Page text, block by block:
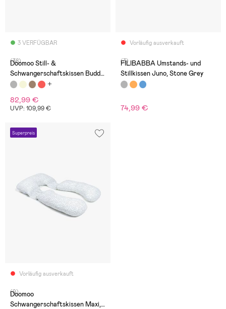
3 VERFÜGBAR
(38)
Doomoo Still- &
Schwangerschaftskissen Buddy
Gestreift, Hellgrau
82,99 €
UVP: 109,99 €
Vorläufig ausverkauft
(3)
FILIBABBA Umstands- und
Stillkissen Juno, Stone Grey
74,99 €
Superpreis
Vorläufig ausverkauft
(9)
Doomoo
Schwangerschaftskissen Maxi,